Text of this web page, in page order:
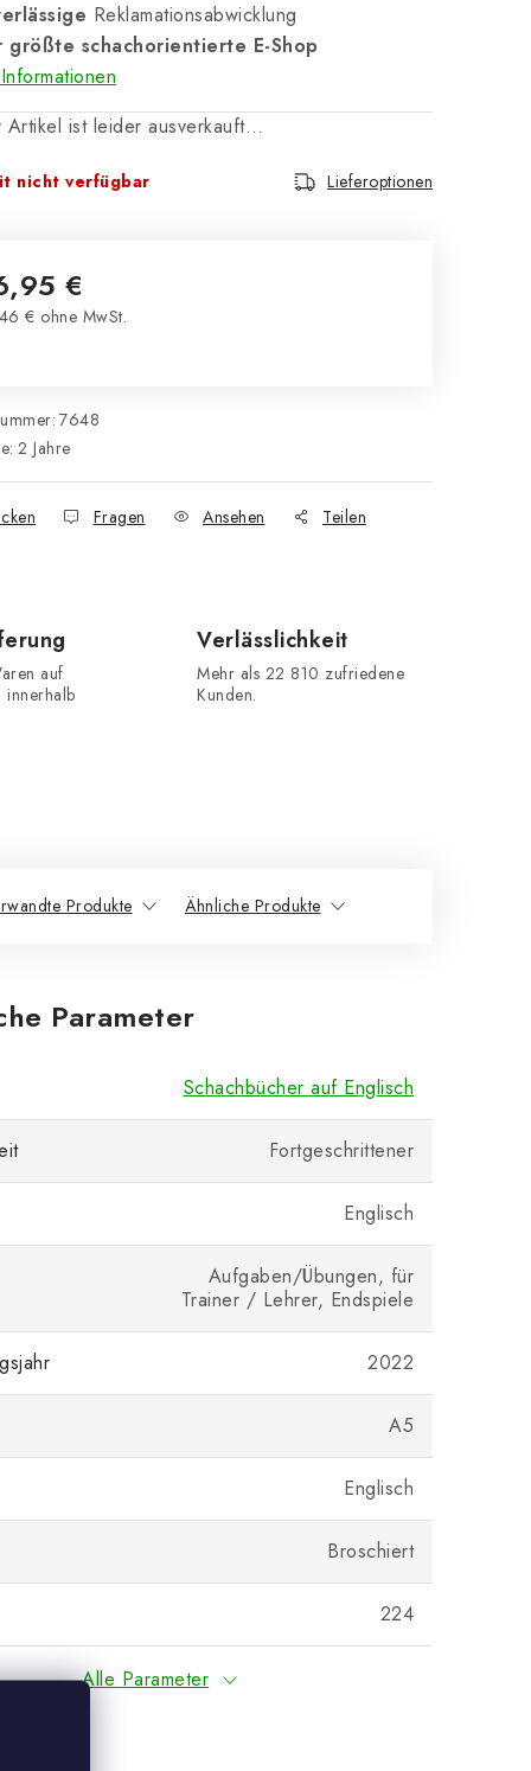
Reklamationsabwicklung
größte schachorientierte E-Shop
Artikel ist leider ausverkauft…
nicht verfügbar Lieferoptionen
€
€ ohne MwSt.
7648
: 2 Jahre
Fragen Ansehen Teilen
auf
Verlässlichkeit
Mehr als 22 810 zufriedene
Kunden.
Produkte Ähnliche Produkte
Parameter
Schachbücher auf Englisch
Fortgeschrittener
Englisch
Aufgaben/Übungen, für
Trainer / Lehrer, Endspiele
2022
A5
Englisch
Broschiert
224
Alle Parameter